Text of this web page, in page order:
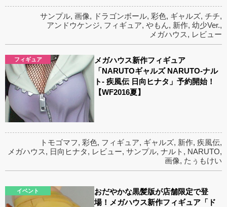
サンプル, 画像, ドラゴンボール, 彩色, ギャルズ, チチ,
アンドウケンジ, フィギュア, やもん, 新作, 幼少Ver.,
メガハウス, レビュー
フィギュア
メガハウス新作フィギュア
「NARUTOギャルズ NARUTO‐ナル
ト‐ 疾風伝 日向ヒナタ」予約開始！
【WF2016夏】
トモゴマフ, 彩色, フィギュア, ギャルズ, 新作, 疾風伝,
メガハウス, 日向ヒナタ, レビュー, サンプル, ナルト , NARUTO,
画像, たぅもけい
イベント
おだやかな黒髪版が店舗限定で登
場！メガハウス新作フィギュア「ド